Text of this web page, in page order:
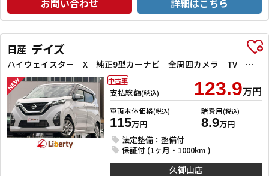
お問い合わせ 詳細はこちら
日産 デイズ
ハイウェイスター X 純正9型カーナビ 全周囲カメラ TV クリアランスソナー 衝突被害軽減システム オートライト LEDヘッドランプ スマートキー アイドリングストップ 電動格納ミラー シートヒーター ベンチシート
支払総額(税込) 123.9万円
車両本体価格(税込)
115万円
諸費用(税込)
8.9万円
法定整備：整備付
保証付 (1ヶ月・1000km )
中古車
久御山店